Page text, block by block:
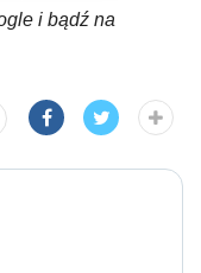
i bądź na